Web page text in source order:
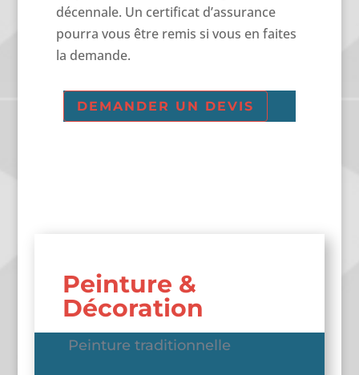
décennale. Un certificat d’assurance
pourra vous être remis si vous en faites
la demande.
DEMANDER UN DEVIS
Peinture &
Décoration
Peinture traditionnelle